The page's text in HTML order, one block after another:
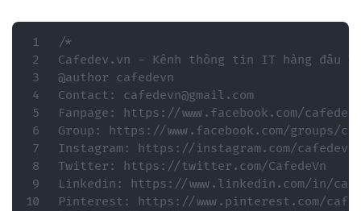
/*
Cafedev.vn - Kênh thông tin IT hàng đầu
@author cafedevn
Contact: cafedevn@gmail.com
Fanpage: https://www.facebook.com/
Group: https://www.facebook.com/groups/
Instagram: https://instagram.com/cafedevn
Twitter: https://twitter.com/CafedeVn
Linkedin: https://www.linkedin.com/in/
Pinterest: https://www.pinterest.com/